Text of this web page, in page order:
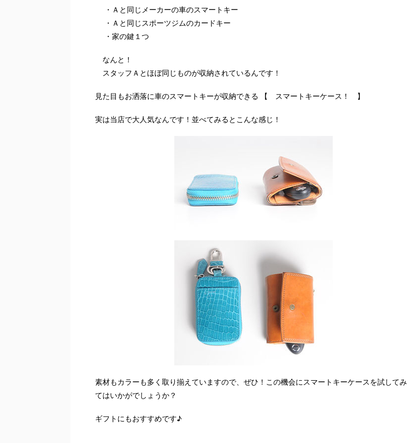
・Ａと同じメーカーの車のスマートキー
・Ａと同じスポーツジムのカードキー
・家の鍵１つ
なんと！
スタッフＡとほぼ同じものが収納されているんです！
見た目もお洒落に車のスマートキーが収納できる 【 スマートキーケース！ 】
実は当店で大人気なんです！並べてみるとこんな感じ！
素材もカラーも多く取り揃えていますので、ぜひ！この機会にスマートキーケースを試してみ
てはいかがでしょうか？
ギフトにもおすすめです♪